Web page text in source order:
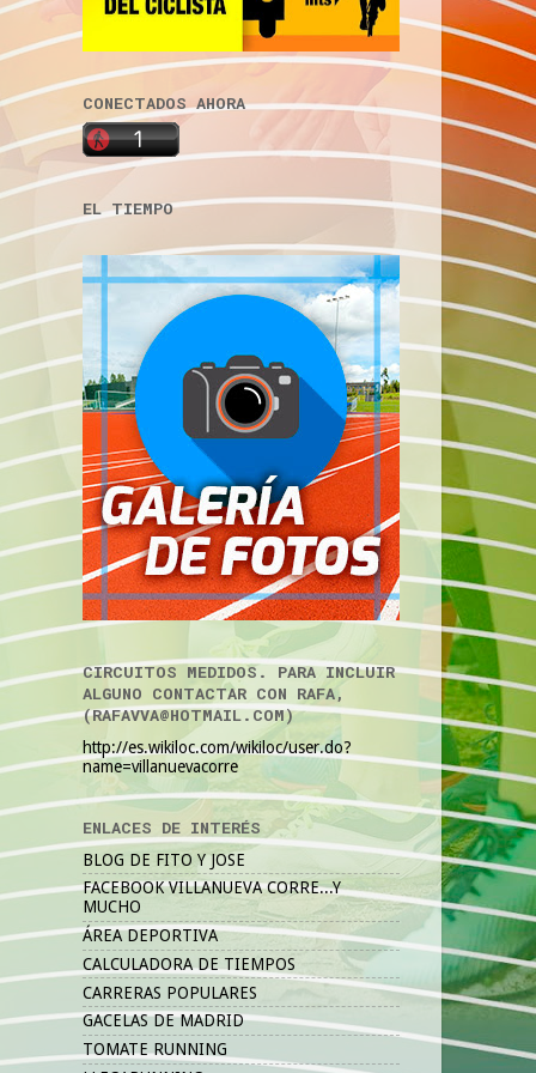
CONECTADOS AHORA
EL TIEMPO
CIRCUITOS MEDIDOS. PARA INCLUIR
ALGUNO CONTACTAR CON RAFA,
(RAFAVVA@HOTMAIL.COM)
http://es.wikiloc.com/wikiloc/user.do?
name=villanuevacorre
ENLACES DE INTERÉS
BLOG DE FITO Y JOSE
FACEBOOK VILLANUEVA CORRE...Y
MUCHO
ÁREA DEPORTIVA
CALCULADORA DE TIEMPOS
CARRERAS POPULARES
GACELAS DE MADRID
TOMATE RUNNING